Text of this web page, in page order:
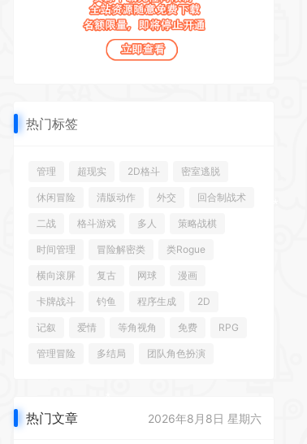
热门标签
管理 超现实 2D格斗 密室逃脱
休闲冒险 清版动作 外交 回合制战术
二战 格斗游戏 多人 策略战棋
时间管理 冒险解密类 类Rogue
横向滚屏 复古 网球 漫画
卡牌战斗 钓鱼 程序生成 2D
记叙 爱情 等角视角 免费 RPG
管理冒险 多结局 团队角色扮演
热门文章 2026年8月8日 星期六
*